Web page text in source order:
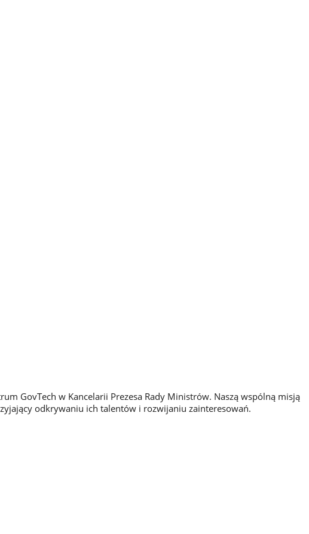
GovTech w Kancelarii Prezesa Rady Ministrów. Naszą wspólną misją
odkrywaniu ich talentów i rozwijaniu zainteresowań.